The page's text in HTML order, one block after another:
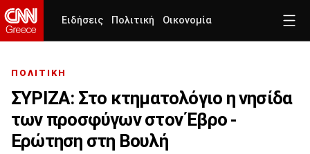
Ειδήσεις Πολιτική Οικονομία
ΠΟΛΙΤΙΚΗ
ΣΥΡΙΖΑ: Στο κτηματολόγιο η νησίδα
των προσφύγων στον Έβρο -
Ερώτηση στη Βουλή